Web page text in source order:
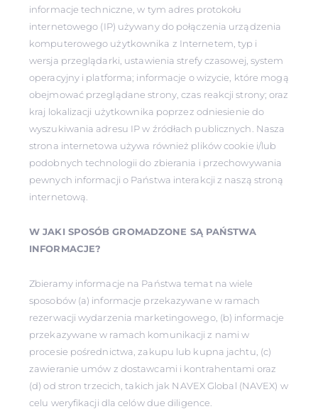
informacje techniczne, w tym adres protokołu
internetowego (IP) używany do połączenia urządzenia
komputerowego użytkownika z Internetem, typ i
wersja przeglądarki, ustawienia strefy czasowej, system
operacyjny i platforma; informacje o wizycie, które mogą
obejmować przeglądane strony, czas reakcji strony; oraz
kraj lokalizacji użytkownika poprzez odniesienie do
wyszukiwania adresu IP w źródłach publicznych. Nasza
strona internetowa używa również plików cookie i/lub
podobnych technologii do zbierania i przechowywania
pewnych informacji o Państwa interakcji z naszą stroną
internetową.
W JAKI SPOSÓB GROMADZONE SĄ PAŃSTWA
INFORMACJE?
Zbieramy informacje na Państwa temat na wiele
sposobów (a) informacje przekazywane w ramach
rezerwacji wydarzenia marketingowego, (b) informacje
przekazywane w ramach komunikacji z nami w
procesie pośrednictwa, zakupu lub kupna jachtu, (c)
zawieranie umów z dostawcami i kontrahentami oraz
(d) od stron trzecich, takich jak NAVEX Global (NAVEX) w
celu weryfikacji dla celów due diligence.